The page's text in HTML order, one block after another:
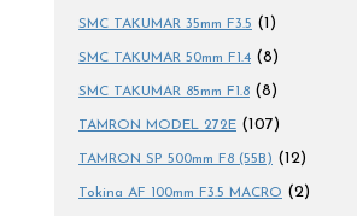
SMC TAKUMAR 35mm F3.5 (1)
SMC TAKUMAR 50mm F1.4 (8)
SMC TAKUMAR 85mm F1.8 (8)
TAMRON MODEL 272E (107)
TAMRON SP 500mm F8 (55B) (12)
Tokina AF 100mm F3.5 MACRO (2)